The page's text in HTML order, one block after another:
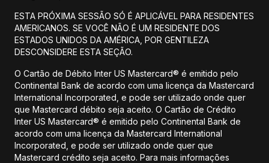
ESTA PRÓXIMA SESSÃO SÓ É APLICÁVEL PARA RESIDENTES
AMERICANOS. SE VOCÊ NÃO É UM RESIDENTE DOS
ESTADOS UNIDOS DA AMÉRICA, POR GENTILEZA
DESCONSIDERE ESTA SEÇÃO.
O Cartão de Débito Inter US Mastercard® é emitido pelo
Continental Bank de acordo com uma licença da Mastercard
International Incorporated, e pode ser utilizado onde quer
que Mastercard débito seja aceito. O Cartão de Crédito
Inter US Mastercard® é emitido pelo Continental Bank de
acordo com uma licença da Mastercard International
Incorporated, e pode ser utilizado onde quer que
Mastercard crédito seja aceito. Para mais informações